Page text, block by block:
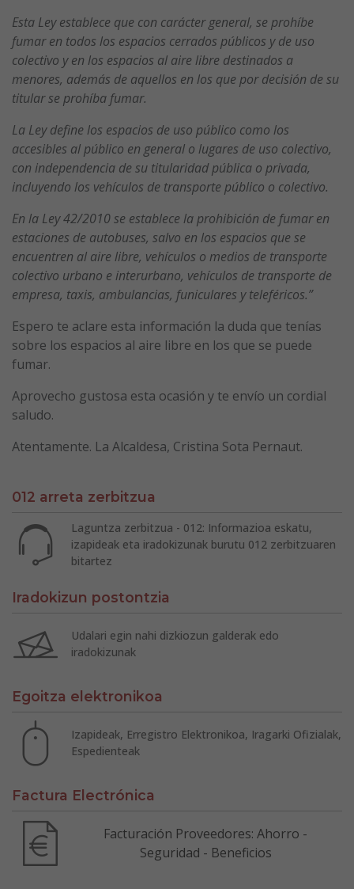
Esta Ley establece que con carácter general, se prohíbe
fumar en todos los espacios cerrados públicos y de uso
colectivo y en los espacios al aire libre destinados a
menores, además de aquellos en los que por decisión de su
titular se prohíba fumar.
La Ley define los espacios de uso público como los
accesibles al público en general o lugares de uso colectivo,
con independencia de su titularidad pública o privada,
incluyendo los vehículos de transporte público o colectivo.
En la Ley 42/2010 se establece la prohibición de fumar en
estaciones de autobuses, salvo en los espacios que se
encuentren al aire libre, vehículos o medios de transporte
colectivo urbano e interurbano, vehículos de transporte de
empresa, taxis, ambulancias, funiculares y teleféricos.”
Espero te aclare esta información la duda que tenías
sobre los espacios al aire libre en los que se puede
fumar.
Aprovecho gustosa esta ocasión y te envío un cordial
saludo.
Atentamente. La Alcaldesa, Cristina Sota Pernaut.
012 arreta zerbitzua
Laguntza zerbitzua - 012: Informazioa eskatu,
izapideak eta iradokizunak burutu 012 zerbitzuaren
bitartez
Iradokizun postontzia
Udalari egin nahi dizkiozun galderak edo
iradokizunak
Egoitza elektronikoa
Izapideak, Erregistro Elektronikoa, Iragarki Ofizialak,
Espedienteak
Factura Electrónica
Facturación Proveedores: Ahorro -
Seguridad - Beneficios